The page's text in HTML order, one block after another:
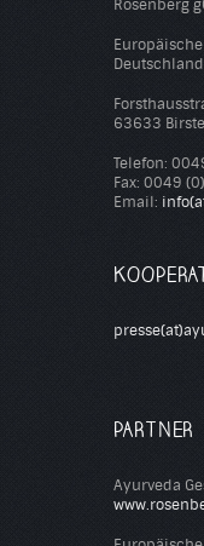
Rosenberg
Deutschland
63633
Telefon:
Fax: 0049
Email:
PARTNER
Ayurveda